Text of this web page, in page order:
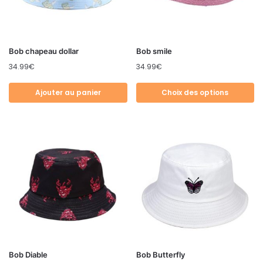
Bob chapeau dollar
34.99€
Ajouter au panier
Bob smile
34.99€
Choix des options
Bob Diable Bob Butterfly